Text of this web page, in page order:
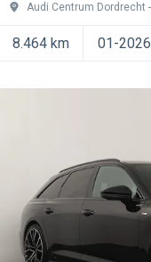
Audi Centrum Dordrecht
8.464 km 01-2026